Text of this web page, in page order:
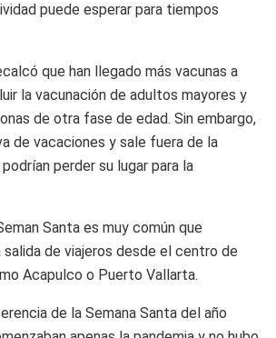
puede esperar para tiempos
que han llegado más vacunas a
la vacunación de adultos mayores y
de otra fase de edad. Sin embargo,
de vacaciones y sale fuera de la
perder su lugar para la
Santa es muy común que
salida de viajeros desde el centro de
Acapulco o Puerto Vallarta.
de la Semana Santa del año